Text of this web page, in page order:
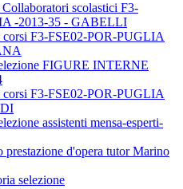
scolastici F3-
-2013-35 - GABELLI
corsi F3-FSE02-POR-PUGLIA
FIGURE INTERNE
corsi F3-FSE02-POR-PUGLIA
assistenti mensa-esperti-
prestazione d'opera tutor Marino
selezione